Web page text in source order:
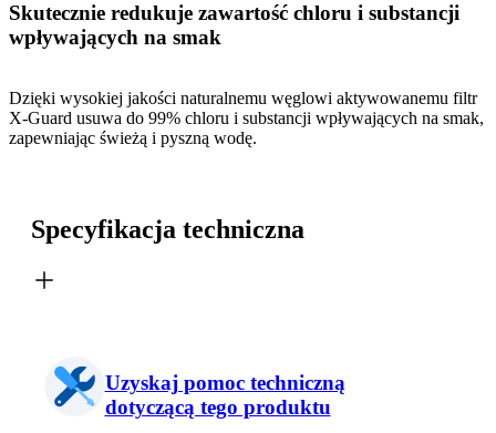
Skutecznie redukuje zawartość chloru i substancji
wpływających na smak
Dzięki wysokiej jakości naturalnemu węglowi aktywowanemu filtr
X-Guard usuwa do 99% chloru i substancji wpływających na smak,
zapewniając świeżą i pyszną wodę.
Specyfikacja techniczna
Uzyskaj pomoc techniczną
dotyczącą tego produktu